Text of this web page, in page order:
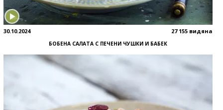
30.10.2024 27 155 видяна
БОБЕНА САЛАТА С ПЕЧЕНИ ЧУШКИ И БАБЕК